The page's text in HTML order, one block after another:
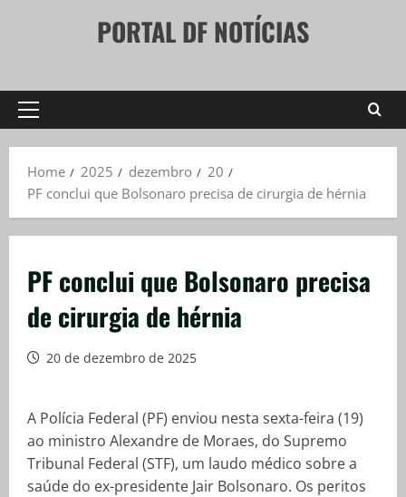
PORTAL DF NOTÍCIAS
Primary
Home
2025 dezembro
20
PF conclui que Bolsonaro precisa de cirurgia de hérnia
PF conclui que Bolsonaro precisa
de cirurgia de hérnia
20 de dezembro de 2025
A Polícia Federal (PF) enviou nesta sexta-feira (19)
ao ministro Alexandre de Moraes, do Supremo
Tribunal Federal (STF), um laudo médico sobre a
saúde do ex-presidente Jair Bolsonaro. Os peritos